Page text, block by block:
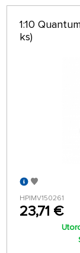
1:10
ks)
HPIMV150261
23,71 €